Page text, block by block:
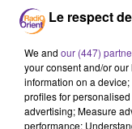
Le respect
We and our (447)
your consent and/or
information on a
profiles for
advertising; Measure
performance;